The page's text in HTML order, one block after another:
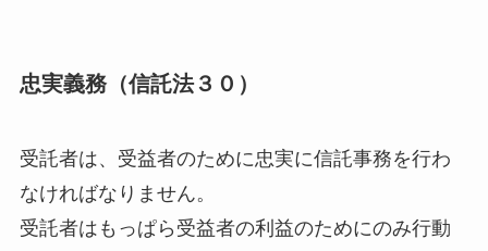
忠実義務（信託法３０）
受託者は、受益者のために忠実に信託事務を行わ
なければなりません。
受託者はもっぱら受益者の利益のためにのみ行動